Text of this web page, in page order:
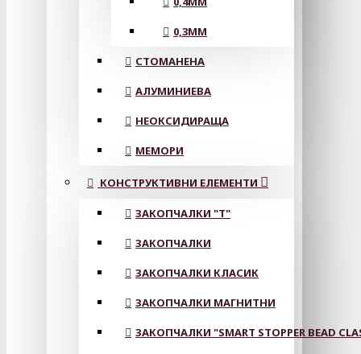
0,3MM
СТОМАНЕНА
АЛУМИНИЕВА
НЕОКСИДИРАЩА
МЕМОРИ
КОНСТРУКТИВНИ ЕЛЕМЕНТИ
ЗАКОПЧАЛКИ "Т"
ЗАКОПЧАЛКИ
ЗАКОПЧАЛКИ КЛАСИК
ЗАКОПЧАЛКИ МАГНИТНИ
ЗАКОПЧАЛКИ "SMART STOPPER BEAD